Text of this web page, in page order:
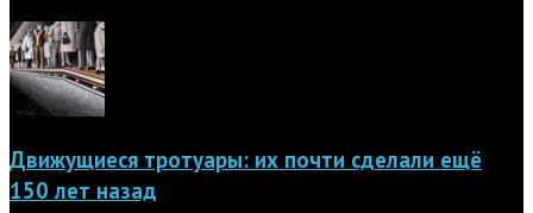
Движущиеся тротуары: их почти сделали ещё
150 лет назад